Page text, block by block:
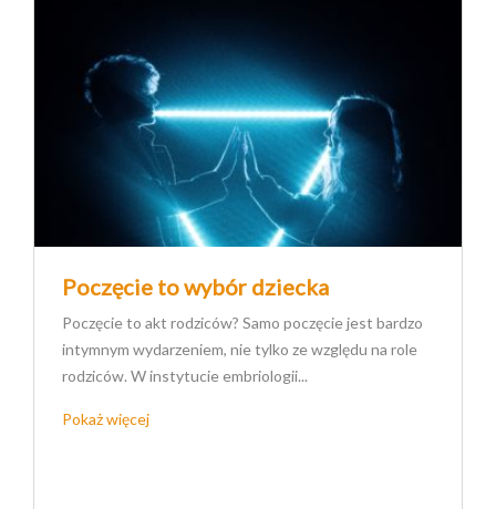
Poczęcie to wybór dziecka
Poczęcie to akt rodziców? Samo poczęcie jest bardzo
intymnym wydarzeniem, nie tylko ze względu na role
rodziców. W instytucie embriologii...
Pokaż więcej